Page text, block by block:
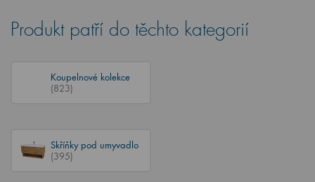
Produkt patří do těchto kategorií
Koupelnové kolekce
(823)
Skříňky pod umyvadlo
(395)